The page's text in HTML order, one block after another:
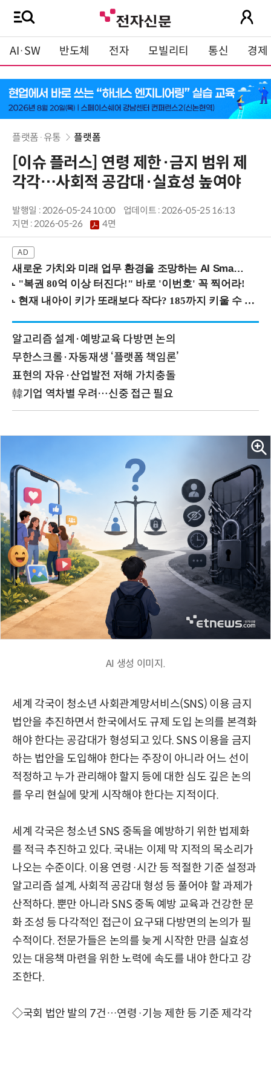
AI·SW 반도체 전자 모빌리티 통신 경제
플랫폼·유통 플랫폼
[이슈 플러스] 연령 제한·금지 범위 제
각각…사회적 공감대·실효성 높여야
발행일 : 2026-05-24 10:00
업데이트 : 2026-05-25 16:13
지면 :2026-05-26 4면
새로운 가치와 미래 업무 환경을 조망하는 AI Smart Work Summit 2026 (9/11 코엑스)
알고리즘 설계·예방교육 다방면 논의
무한스크롤·자동재생 ‘플랫폼 책임론’
표현의 자유·산업발전 저해 가치충돌
韓기업 역차별 우려…신중 접근 필요
AI 생성 이미지.
세계 각국이 청소년 사회관계망서비스(SNS) 이용 금지
법안을 추진하면서 한국에서도 규제 도입 논의를 본격화
해야 한다는 공감대가 형성되고 있다. SNS 이용을 금지
하는 법안을 도입해야 한다는 주장이 아니라 어느 선이
적정하고 누가 관리해야 할지 등에 대한 심도 깊은 논의
를 우리 현실에 맞게 시작해야 한다는 지적이다.
세계 각국은 청소년 SNS 중독을 예방하기 위한 법제화
를 적극 추진하고 있다. 국내는 이제 막 지적의 목소리가
나오는 수준이다. 이용 연령·시간 등 적절한 기준 설정과
알고리즘 설계, 사회적 공감대 형성 등 풀어야 할 과제가
산적하다. 뿐만 아니라 SNS 중독 예방 교육과 건강한 문
화 조성 등 다각적인 접근이 요구돼 다방면의 논의가 필
수적이다. 전문가들은 논의를 늦게 시작한 만큼 실효성
있는 대응책 마련을 위한 노력에 속도를 내야 한다고 강
조한다.
◇국회 법안 발의 7건…연령·기능 제한 등 기준 제각각